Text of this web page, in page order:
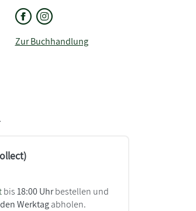
Zur Buchhandlung
bis18:00 Uhrbestellen und
Werktagabholen.